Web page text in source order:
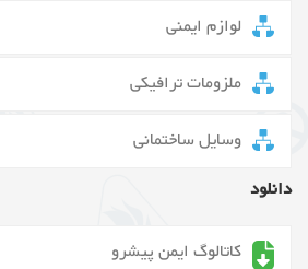
لوازم ایمنی
ملزومات ترافیکی
وسایل ساختمانی
دانلود
کاتالوگ ایمن پیشرو